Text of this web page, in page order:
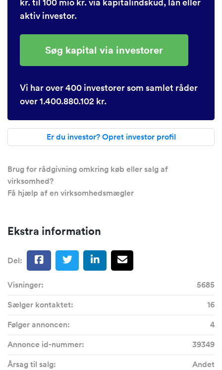
aktiv investor.
Søg kapital via investorer
Vi har over 400 investorer som samlet råder
over 1.400.880.102 kr.
Er du investor? Opret investor profil
Brug for rådgivning omkring køb eller salg af
virksomhed?
Få hjælp af en virksomhedsmægler
Ekstra information
Del:
Visninger:
5685
Sælger kontaktet:
16
Følger annoncen:
4
Annonce id-nummer:
39349
Årsag til salg:
Andet